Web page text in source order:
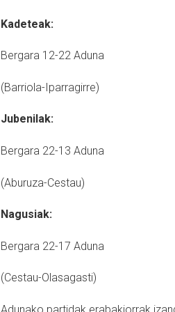
Kadeteak:
Bergara 12-22 Aduna
(Barriola-Iparragirre)
Jubenilak:
Bergara 22-13 Aduna
(Aburuza-Cestau)
Nagusiak:
Bergara 22-17 Aduna
(Cestau-Olasagasti)